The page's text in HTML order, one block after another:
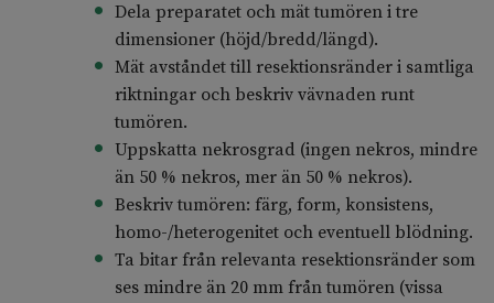
Dela preparatet och mät tumören i tre
dimensioner (höjd/bredd/längd).
Mät avståndet till resektionsränder i samtliga
riktningar och beskriv vävnaden runt
tumören.
Uppskatta nekrosgrad (ingen nekros, mindre
än 50 % nekros, mer än 50 % nekros).
Beskriv tumören: färg, form, konsistens,
homo-/heterogenitet och eventuell blödning.
Ta bitar från relevanta resektionsränder som
ses mindre än 20 mm från tumören (vissa